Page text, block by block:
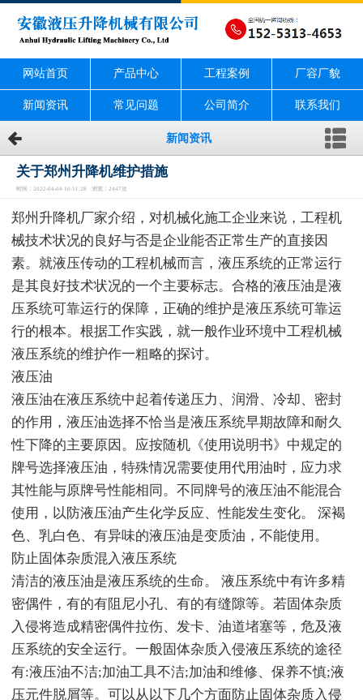
网站首页 产品中心 工程案例 厂容厂貌
新闻资讯 常见问题 公司简介 联系我们
新闻资讯
关于郑州升降机维护措施
时间：2022-04-04 10:11:28 浏览：2447次
郑州升降机厂家介绍，对机械化施工企业来说，工程机
械技术状况的良好与否是企业能否正常生产的直接因
素。就液压传动的工程机械而言，液压系统的正常运行
是其良好技术状况的一个主要标志。合格的液压油是液
压系统可靠运行的保障，正确的维护是液压系统可靠运
行的根本。根据工作实践，就一般作业环境中工程机械
液压系统的维护作一粗略的探讨。
液压油
液压油在液压系统中起着传递压力、润滑、冷却、密封
的作用，液压油选择不恰当是液压系统早期故障和耐久
性下降的主要原因。应按随机《使用说明书》中规定的
牌号选择液压油，特殊情况需要使用代用油时，应力求
其性能与原牌号性能相同。不同牌号的液压油不能混合
使用，以防液压油产生化学反应、性能发生变化。 深褐
色、乳白色、有异味的液压油是变质油，不能使用。
防止固体杂质混入液压系统
清洁的液压油是液压系统的生命。 液压系统中有许多精
密偶件，有的有阻尼小孔、有的有缝隙等。若固体杂质
入侵将造成精密偶件拉伤、发卡、油道堵塞等，危及液
压系统的安全运行。一般固体杂质入侵液压系统的途径
有:液压油不洁;加油工具不洁;加油和维修、保养不慎;液
压元件脱屑等。可以从以下几个方面防止固体杂质入侵